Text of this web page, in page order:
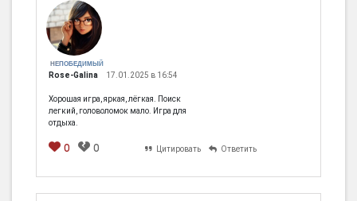
НЕПОБЕДИМЫЙ
Rose-Galina 17.01.2025 в 16:54
Хорошая игра, яркая, лёгкая. Поиск
легкий, головоломок мало. Игра для
отдыха.
0 0 Цитировать Ответить